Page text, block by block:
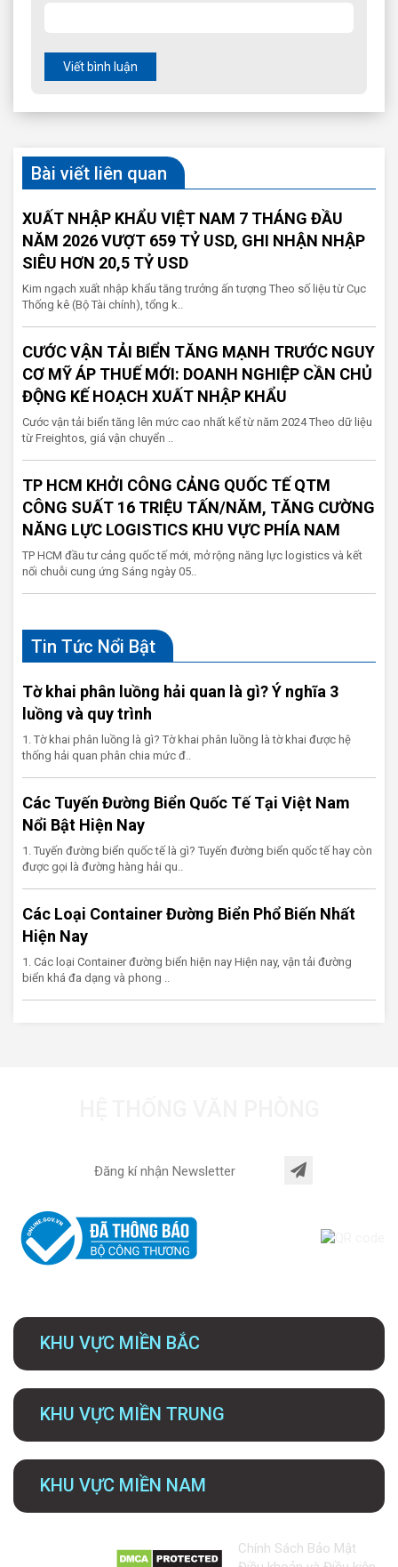
Viết bình luận
Bài viết liên quan
XUẤT NHẬP KHẨU VIỆT NAM 7 THÁNG ĐẦU
NĂM 2026 VƯỢT 659 TỶ USD, GHI NHẬN NHẬP
SIÊU HƠN 20,5 TỶ USD
Kim ngạch xuất nhập khẩu tăng trưởng ấn tượng Theo số liệu từ Cục
Thống kê (Bộ Tài chính), tổng k..
CƯỚC VẬN TẢI BIỂN TĂNG MẠNH TRƯỚC NGUY
CƠ MỸ ÁP THUẾ MỚI: DOANH NGHIỆP CẦN CHỦ
ĐỘNG KẾ HOẠCH XUẤT NHẬP KHẨU
Cước vận tải biển tăng lên mức cao nhất kể từ năm 2024 Theo dữ liệu
từ Freightos, giá vận chuyển ..
TP HCM KHỞI CÔNG CẢNG QUỐC TẾ QTM
CÔNG SUẤT 16 TRIỆU TẤN/NĂM, TĂNG CƯỜNG
NĂNG LỰC LOGISTICS KHU VỰC PHÍA NAM
TP HCM đầu tư cảng quốc tế mới, mở rộng năng lực logistics và kết
nối chuỗi cung ứng Sáng ngày 05..
Tin Tức Nổi Bật
Tờ khai phân luồng hải quan là gì? Ý nghĩa 3
luồng và quy trình
1. Tờ khai phân luồng là gì? Tờ khai phân luồng là tờ khai được hệ
thống hải quan phân chia mức đ..
Các Tuyến Đường Biển Quốc Tế Tại Việt Nam
Nổi Bật Hiện Nay
1. Tuyến đường biển quốc tế là gì? Tuyến đường biển quốc tế hay còn
được gọi là đường hàng hải qu..
Các Loại Container Đường Biển Phổ Biến Nhất
Hiện Nay
1. Các loại Container đường biển hiện nay Hiện nay, vận tải đường
biển khá đa dạng và phong ..
KHU VỰC MIỀN BẮC
KHU VỰC MIỀN TRUNG
KHU VỰC MIỀN NAM
Chính Sách Bảo Mật